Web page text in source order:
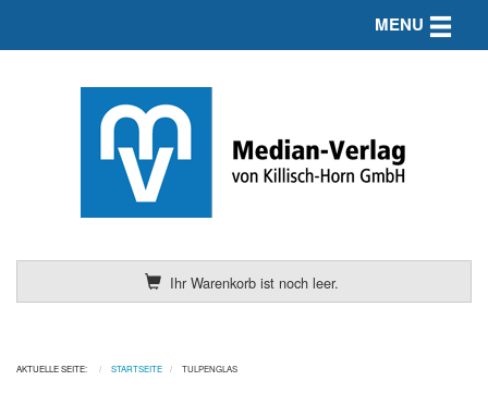
Ihr Warenkorb ist noch leer.
MENU Toggle
AKTUELLE SEITE: STARTSEITE TULPENGLAS